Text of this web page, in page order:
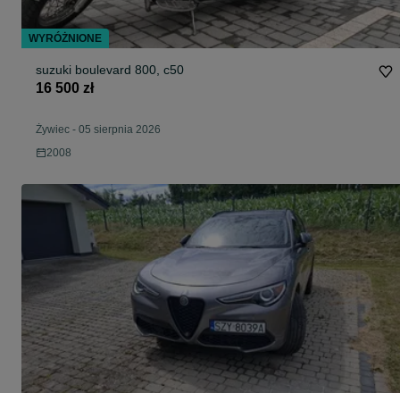
suzuki boulevard 800, c50
16 500 zł
Żywiec - 05 sierpnia 2026
2008
WYRÓŻNIONE